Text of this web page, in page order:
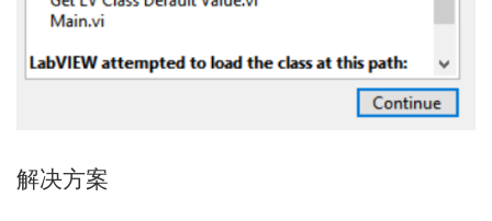
解决方案